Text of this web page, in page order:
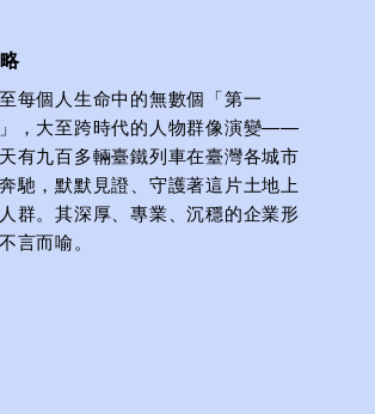
每個人生命中的無數個「第一
，大至跨時代的人物群像演變——
有九百多輛臺鐵列車在臺灣各城市
馳，默默見證、守護著這片土地上
群。其深厚、專業、沉穩的企業形
言而喻。